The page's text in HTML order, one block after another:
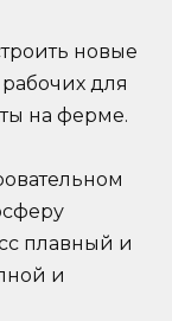
новые
для
на ферме.
плавный и
и